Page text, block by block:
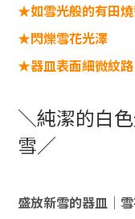
★如雪光般的有田
★閃爍雪花光澤
★器皿表面細微紋
＼純潔的白
雪／
盛放新雪的器皿｜